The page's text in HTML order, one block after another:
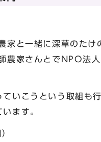
と一緒に深草のたけ
農家さんとでNPO法
いこうという取組も
ます。